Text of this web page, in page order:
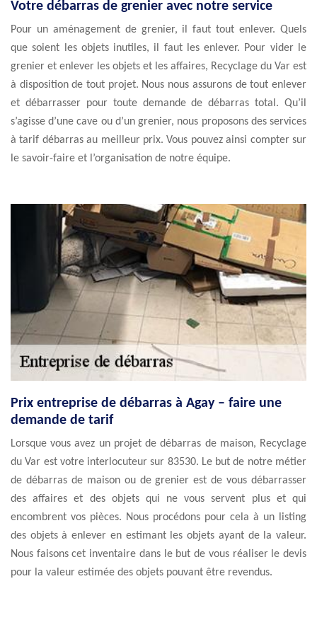
Votre débarras de grenier avec notre service
Pour un aménagement de grenier, il faut tout enlever. Quels
que soient les objets inutiles, il faut les enlever. Pour vider le
grenier et enlever les objets et les affaires, Recyclage du Var est
à disposition de tout projet. Nous nous assurons de tout enlever
et débarrasser pour toute demande de débarras total. Qu’il
s’agisse d’une cave ou d’un grenier, nous proposons des services
à tarif débarras au meilleur prix. Vous pouvez ainsi compter sur
le savoir-faire et l’organisation de notre équipe.
Prix entreprise de débarras à Agay – faire une
demande de tarif
Lorsque vous avez un projet de débarras de maison, Recyclage
du Var est votre interlocuteur sur 83530. Le but de notre métier
de débarras de maison ou de grenier est de vous débarrasser
des affaires et des objets qui ne vous servent plus et qui
encombrent vos pièces. Nous procédons pour cela à un listing
des objets à enlever en estimant les objets ayant de la valeur.
Nous faisons cet inventaire dans le but de vous réaliser le devis
pour la valeur estimée des objets pouvant être revendus.